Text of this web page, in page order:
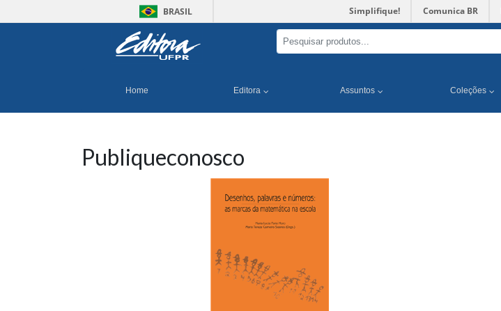
BRASIL Simplifique! Comunica BR
Home Editora Assuntos Coleções
Publiqueconosco